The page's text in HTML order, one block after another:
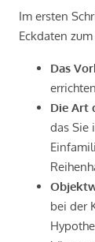
Im ersten
Eckdaten
Das
Die Art
das Sie
bei der